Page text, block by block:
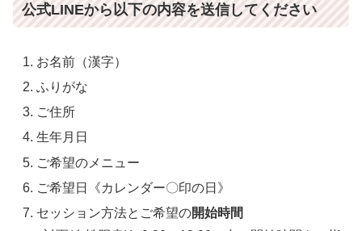
公式LINEから以下の内容を送信してください
お名前（漢字）
ふりがな
ご住所
生年月日
ご希望のメニュー
ご希望日《カレンダー〇印の日》
セッション方法とご希望の開始時間